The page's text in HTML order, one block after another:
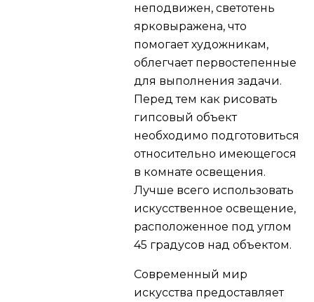
неподвижен, светотень
ярковыражена, что
помогает художникам,
облегчает первостепенные
для выполнения задачи.
Перед тем как рисовать
гипсовый объект
необходимо подготовиться
относительно имеющегося
в комнате освещения.
Лучше всего использовать
искусственное освещение,
расположенное под углом
45 градусов над объектом.
Современный мир
искусства предоставляет